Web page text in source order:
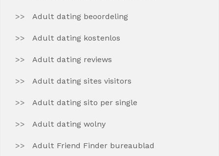
Adult dating beoordeling
Adult dating kostenlos
Adult dating reviews
Adult dating sites visitors
Adult dating sito per single
Adult dating wolny
Adult Friend Finder bureaublad